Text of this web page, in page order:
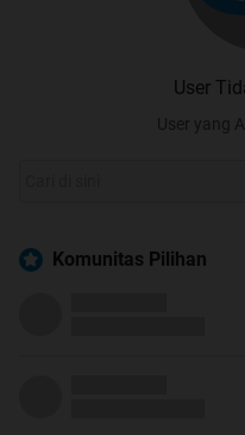
User
User yang
Komunitas Pilihan